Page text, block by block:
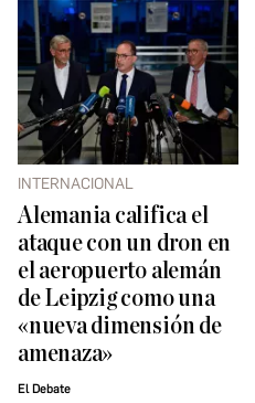
INTERNACIONAL
Alemania califica el
ataque con un dron en
el aeropuerto alemán
de Leipzig como una
«nueva dimensión de
amenaza»
El Debate